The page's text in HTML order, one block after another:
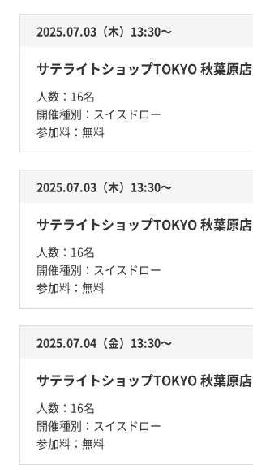
2025.07.03（木）13:30〜
サテライトショップTOKYO 秋葉原店
人数： 16名
開催種別： スイスドロー
参加料： 無料
2025.07.03（木）13:30〜
サテライトショップTOKYO 秋葉原店
人数： 16名
開催種別： スイスドロー
参加料： 無料
2025.07.04（金）13:30〜
サテライトショップTOKYO 秋葉原店
人数： 16名
開催種別： スイスドロー
参加料： 無料